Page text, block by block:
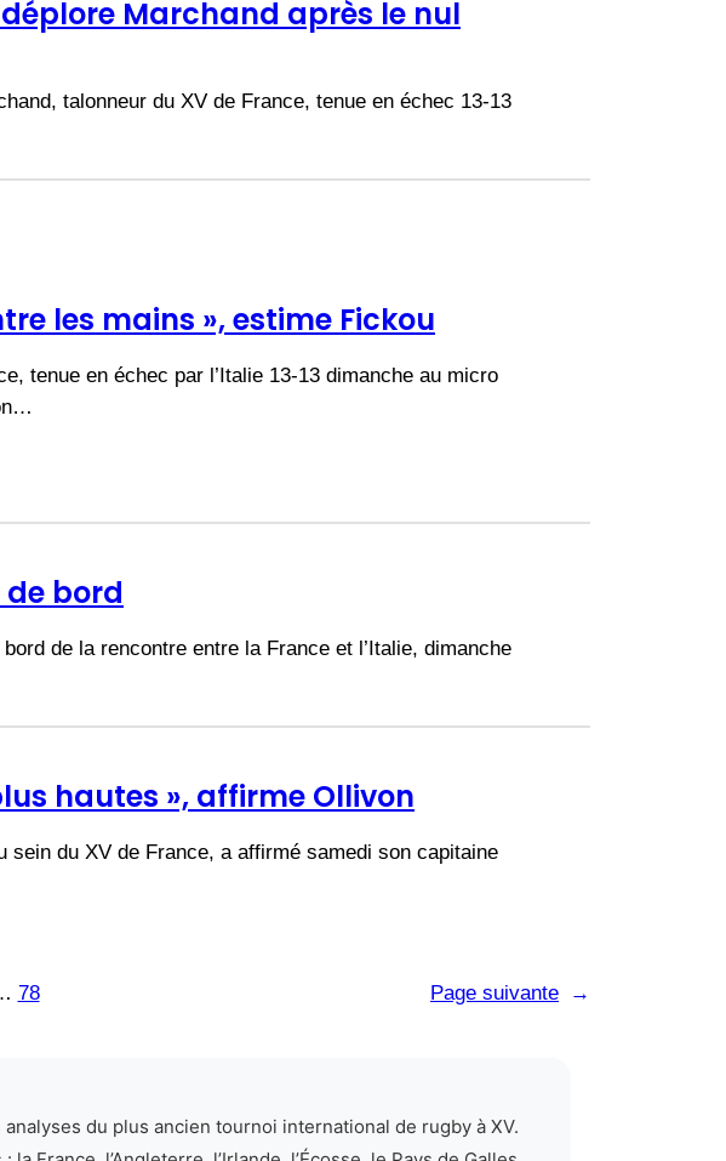
déplore Marchand après le nul
talonneur du XV de France, tenue en échec 13-13
les mains », estime Fickou
tenue en échec par l’Italie 13-13 dimanche au micro
bord
de la rencontre entre la France et l’Italie, dimanche
hautes », affirme Ollivon
sein du XV de France, a affirmé samedi son capitaine
78 Page suivante →
du plus ancien tournoi international de rugby à XV.